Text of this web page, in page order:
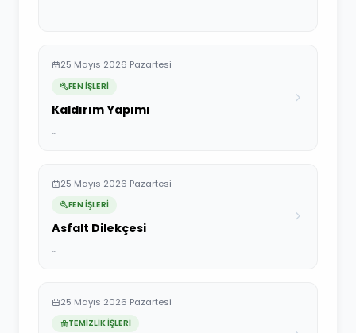
...
25 Mayıs 2026 Pazartesi
FEN İŞLERİ
Kaldırım Yapımı
...
25 Mayıs 2026 Pazartesi
FEN İŞLERİ
Asfalt Dilekçesi
...
25 Mayıs 2026 Pazartesi
TEMİZLİK İŞLERİ